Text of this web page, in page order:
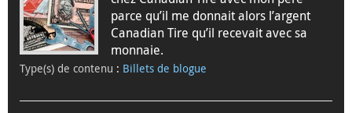
parce qu’il me donnait alors l’argent
Canadian Tire qu’il recevait avec sa
monnaie.
Type(s) de contenu : Billets de blogue